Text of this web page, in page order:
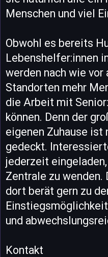
Menschen und viel
Obwohl es bereits
Lebenshelfer:innen
werden nach wie vor
Standorten mehr
die Arbeit mit
können. Denn der
eigenen Zuhause ist
gedeckt.
jederzeit
Zentrale zu wenden.
dort berät gern zu
und
Kontakt